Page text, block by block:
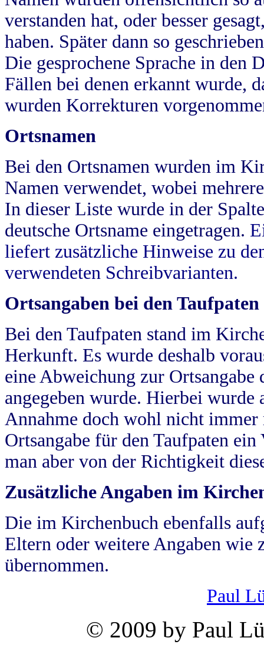
verstanden hat, oder besser
haben. Später dann so
Die gesprochene Sprache in
Fällen bei denen erkannt wurde,
wurden Korrekturen
Ortsnamen
Bei den Ortsnamen wurden im
Namen verwendet, wobei
In dieser Liste wurde in der
deutsche Ortsname eingetragen.
liefert zusätzliche Hinweise zu
verwendeten Schreibvarianten.
Ortsangaben bei den Taufpaten
Bei den Taufpaten stand im
Herkunft. Es wurde deshalb
eine Abweichung zur
angegeben wurde. Hierbei wurde
Annahme doch wohl nicht
Ortsangabe für den Taufpaten
man aber von der Richtigkeit
Zusätzliche Angaben im
Die im Kirchenbuch ebenfalls
Eltern oder weitere Angaben wie
übernommen.
Paul
© 2009 by Paul